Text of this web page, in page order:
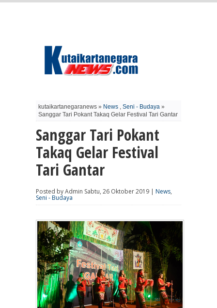
kutaikartanegaranews » News , Seni - Budaya »
Sanggar Tari Pokant Takaq Gelar Festival Tari Gantar
Sanggar Tari Pokant
Takaq Gelar Festival
Tari Gantar
Posted by Admin Sabtu, 26 Oktober 2019 | News,
Seni - Budaya